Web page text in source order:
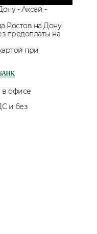
- Аксай -
Ростов на Дону
предоплаты на
при
в офисе
и без